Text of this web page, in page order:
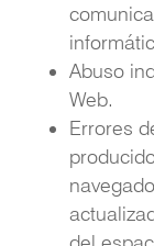
Abuso
Web.
Errores